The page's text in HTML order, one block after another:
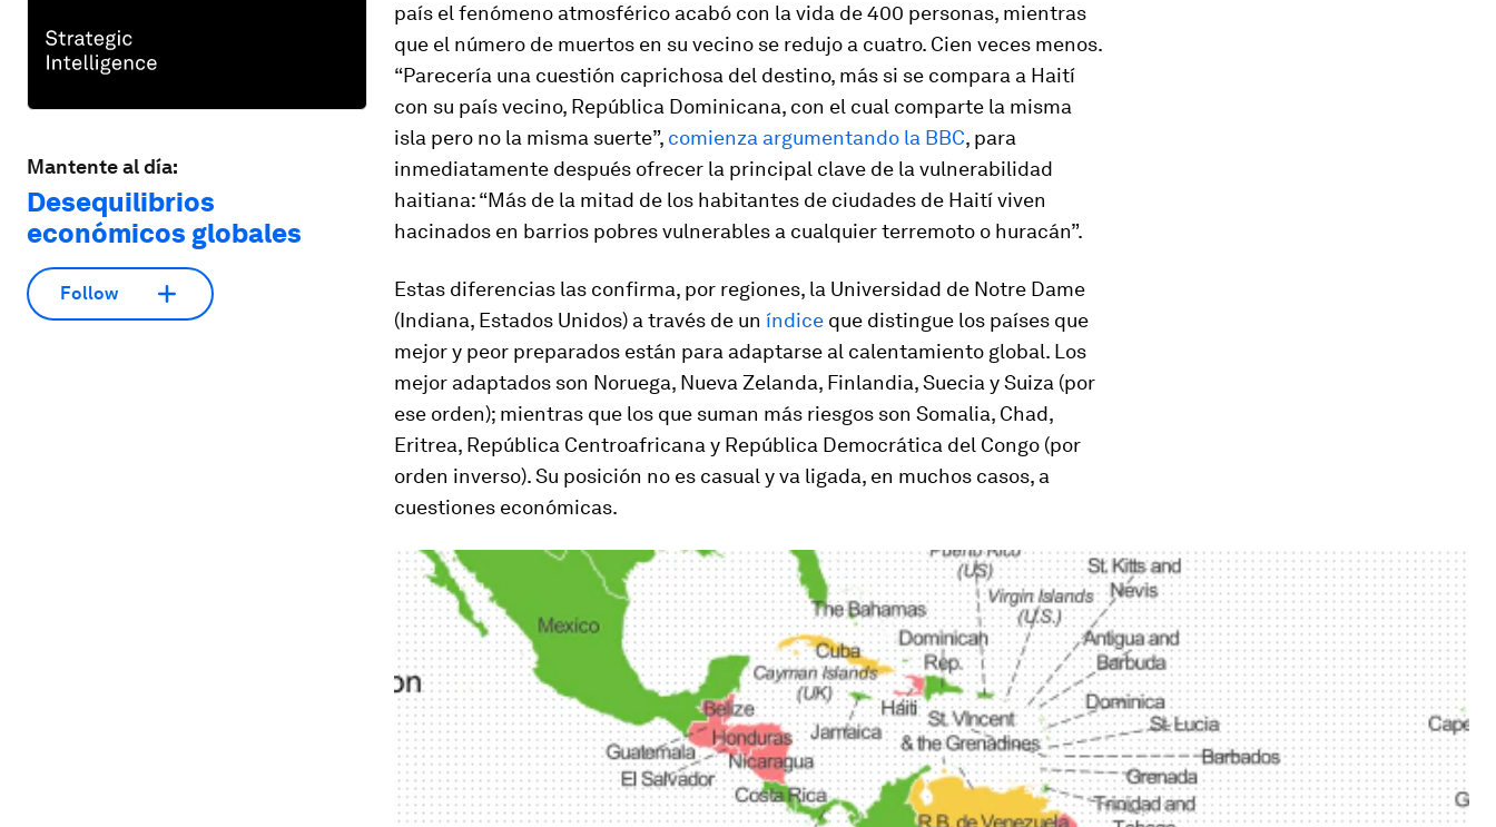
Mantente al día:
Desequilibrios
económicos globales
Follow
país el fenómeno atmosférico acabó con la vida de 400 personas, mientras
que el número de muertos en su vecino se redujo a cuatro. Cien veces menos.
“Parecería una cuestión caprichosa del destino, más si se compara a Haití
con su país vecino, República Dominicana, con el cual comparte la misma
isla pero no la misma suerte”, comienza argumentando la BBC, para
inmediatamente después ofrecer la principal clave de la vulnerabilidad
haitiana: “Más de la mitad de los habitantes de ciudades de Haití viven
hacinados en barrios pobres vulnerables a cualquier terremoto o huracán”.
Estas diferencias las confirma, por regiones, la Universidad de Notre Dame
(Indiana, Estados Unidos) a través de un índice que distingue los países que
mejor y peor preparados están para adaptarse al calentamiento global. Los
mejor adaptados son Noruega, Nueva Zelanda, Finlandia, Suecia y Suiza (por
ese orden); mientras que los que suman más riesgos son Somalia, Chad,
Eritrea, República Centroafricana y República Democrática del Congo (por
orden inverso). Su posición no es casual y va ligada, en muchos casos, a
cuestiones económicas.